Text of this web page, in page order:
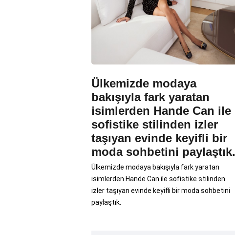
Ülkemizde modaya
bakışıyla fark yaratan
isimlerden Hande Can ile
sofistike stilinden izler
taşıyan evinde keyifli bir
moda sohbetini paylaştık.
Ülkemizde modaya bakışıyla fark yaratan
isimlerden Hande Can ile sofistike stilinden
izler taşıyan evinde keyifli bir moda sohbetini
paylaştık.